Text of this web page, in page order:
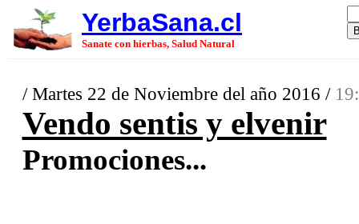
YerbaSana.cl
Sanate con hierbas, Salud Natural
/ Martes 22 de Noviembre del año 2016 /
Vendo sentis y elvenir
Promociones...